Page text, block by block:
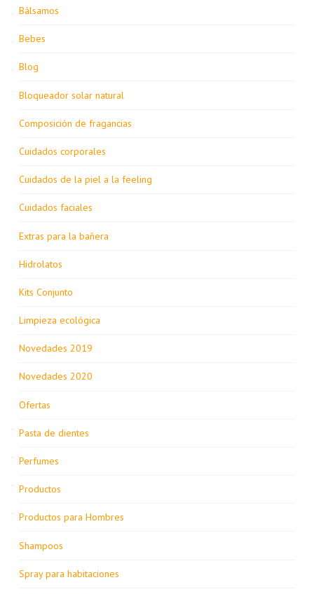
Bálsamos
Bebes
Blog
Bloqueador solar natural
Composición de fragancias
Cuidados corporales
Cuidados de la piel a la feeling
Cuidados faciales
Extras para la bañera
Hidrolatos
Kits Conjunto
Limpieza ecológica
Novedades 2019
Novedades 2020
Ofertas
Pasta de dientes
Perfumes
Productos
Productos para Hombres
Shampoos
Spray para habitaciones